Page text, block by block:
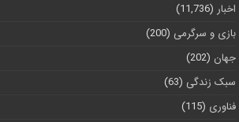
اخبار (11,736)
بازی و سرگرمی (200)
جهان (202)
سبک زندگی (63)
فناوری (115)